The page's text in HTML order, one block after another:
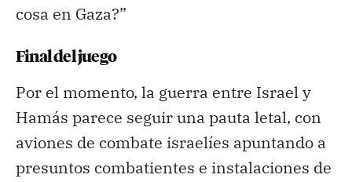
cosa en Gaza?”
Final del juego
Por el momento, la guerra entre Israel y
Hamás parece seguir una pauta letal, con
aviones de combate israelíes apuntando a
presuntos combatientes e instalaciones de